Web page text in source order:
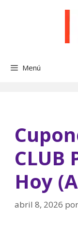
Menú
CLUB
Hoy
abril 8, 2026 por